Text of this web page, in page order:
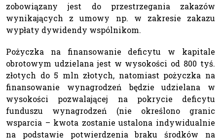
zobowiązany jest do przestrzegania zakazów
wynikających z umowy np. w zakresie zakazu
wypłaty dywidendy wspólnikom.
Pożyczka na finansowanie deficytu w kapitale
obrotowym udzielana jest w wysokości od 800 tyś.
złotych do 5 mln złotych, natomiast pożyczka na
finansowanie wynagrodzeń będzie udzielana w
wysokości pozwalającej na pokrycie deficytu
funduszu wynagrodzeń (nie określono granic
wsparcia – kwota zostanie ustalona indywidualnie
na podstawie potwierdzenia braku środków na